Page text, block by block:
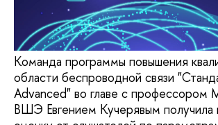
Команда программы повышения
области беспроводной связи
Advanced" во главе с
ВШЭ Евгением Кучерявым получила